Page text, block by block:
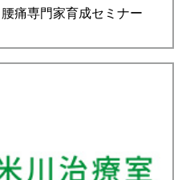
痛専門家育成セミナー